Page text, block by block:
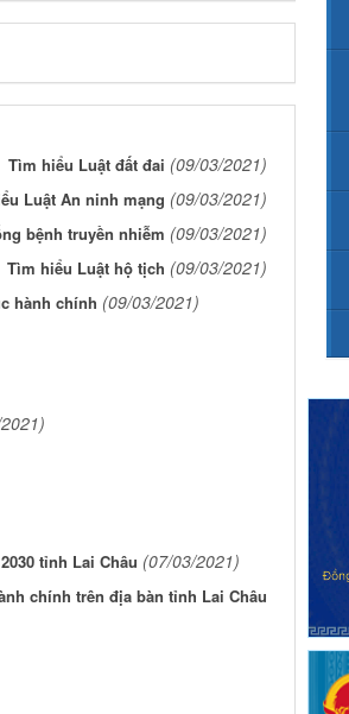
Tìm hiểu Luật đất đai (09/03/2021)
Luật An ninh mạng (09/03/2021)
bệnh truyền nhiễm (09/03/2021)
Tìm hiểu Luật hộ tịch (09/03/2021)
hành chính (09/03/2021)
tỉnh Lai Châu (07/03/2021)
chính trên địa bàn tỉnh Lai Châu